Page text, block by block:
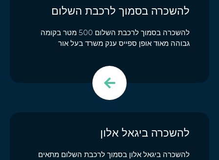
להשכרה בסמוך לרכבת השלום
להשכרה בסמוך לרכבת השלום 500 מטר בקומה
גבוהה מאוד אופן ספייס ענק משרד בעל אור
להשכרה ביגאל אלון
להשכרה ביגאל אלון בסמוך לרכבת השלום מתאים